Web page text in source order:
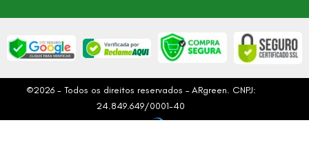
©2026 - Todos os direitos reservados – ARgreen. CNPJ:
24.849.649/0001-40